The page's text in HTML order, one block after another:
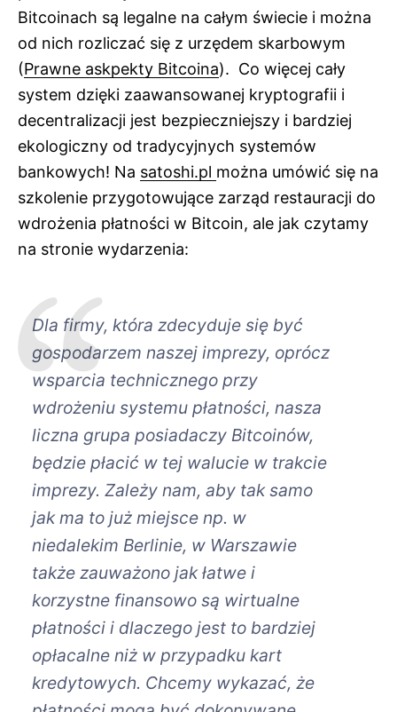
Bitcoinach są legalne na całym świecie i można
od nich rozliczać się z urzędem skarbowym
(Prawne askpekty Bitcoina). Co więcej cały
system dzięki zaawansowanej kryptografii i
decentralizacji jest bezpieczniejszy i bardziej
ekologiczny od tradycyjnych systemów
bankowych! Na satoshi.pl można umówić się na
szkolenie przygotowujące zarząd restauracji do
wdrożenia płatności w Bitcoin, ale jak czytamy
na stronie wydarzenia:
Dla firmy, która zdecyduje się być
gospodarzem naszej imprezy, oprócz
wsparcia technicznego przy
wdrożeniu systemu płatności, nasza
liczna grupa posiadaczy Bitcoinów,
będzie płacić w tej walucie w trakcie
imprezy. Zależy nam, aby tak samo
jak ma to już miejsce np. w
niedalekim Berlinie, w Warszawie
także zauważono jak łatwe i
korzystne finansowo są wirtualne
płatności i dlaczego jest to bardziej
opłacalne niż w przypadku kart
kredytowych. Chcemy wykazać, że